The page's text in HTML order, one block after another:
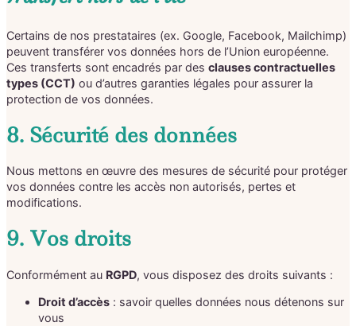
Certains de nos prestataires (ex. Google, Facebook, Mailchimp)
peuvent transférer vos données hors de l’Union européenne.
Ces transferts sont encadrés par des clauses contractuelles
types (CCT) ou d’autres garanties légales pour assurer la
protection de vos données.
8. Sécurité des données
Nous mettons en œuvre des mesures de sécurité pour protéger
vos données contre les accès non autorisés, pertes et
modifications.
9. Vos droits
Conformément au RGPD, vous disposez des droits suivants :
Droit d’accès : savoir quelles données nous détenons sur
vous